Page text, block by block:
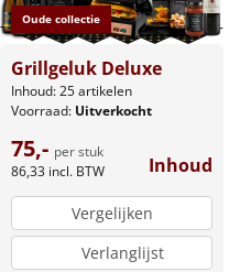
Oude collectie
Grillgeluk Deluxe
Inhoud: 25 artikelen
Voorraad: Uitverkocht
75,- per stuk
86,33 incl. BTW Inhoud
Vergelijken
Verlanglijst